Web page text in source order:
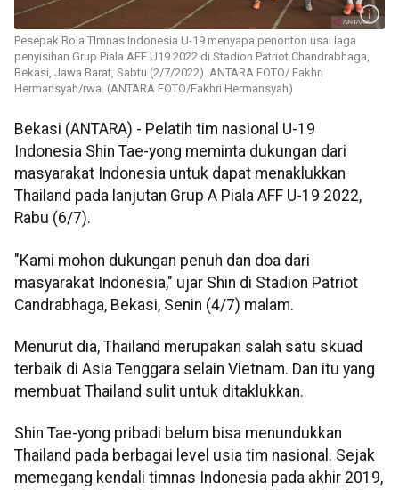
Pesepak Bola TImnas Indonesia U-19 menyapa penonton usai laga
penyisihan Grup Piala AFF U19 2022 di Stadion Patriot Chandrabhaga,
Bekasi, Jawa Barat, Sabtu (2/7/2022). ANTARA FOTO/ Fakhri
Hermansyah/rwa. (ANTARA FOTO/Fakhri Hermansyah)
Bekasi (ANTARA) - Pelatih tim nasional U-19
Indonesia Shin Tae-yong meminta dukungan dari
masyarakat Indonesia untuk dapat menaklukkan
Thailand pada lanjutan Grup A Piala AFF U-19 2022,
Rabu (6/7).
"Kami mohon dukungan penuh dan doa dari
masyarakat Indonesia," ujar Shin di Stadion Patriot
Candrabhaga, Bekasi, Senin (4/7) malam.
Menurut dia, Thailand merupakan salah satu skuad
terbaik di Asia Tenggara selain Vietnam. Dan itu yang
membuat Thailand sulit untuk ditaklukkan.
Shin Tae-yong pribadi belum bisa menundukkan
Thailand pada berbagai level usia tim nasional. Sejak
memegang kendali timnas Indonesia pada akhir 2019,